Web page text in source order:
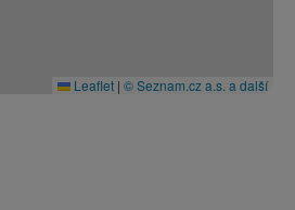
Leaflet | © Seznam.cz a.s. a další